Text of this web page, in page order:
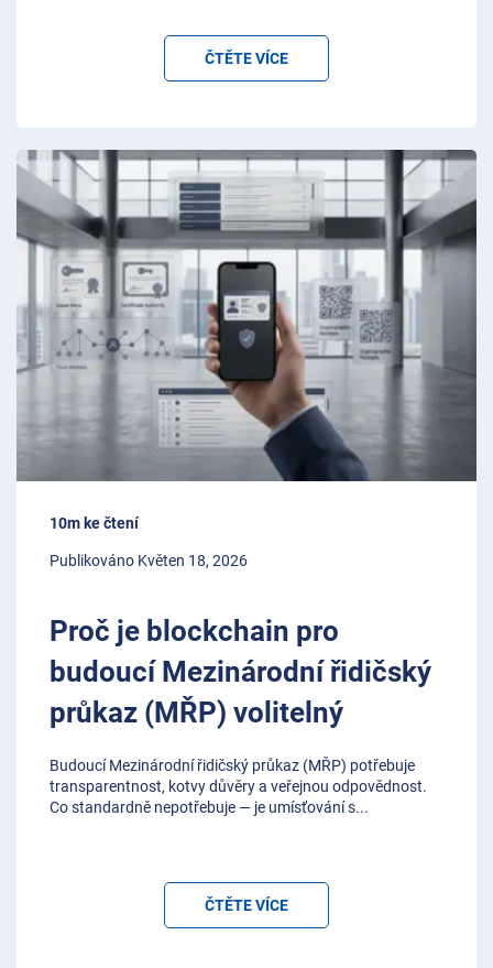
ČTĚTE VÍCE
10m ke čtení
Publikováno Květen 18, 2026
Proč je blockchain pro
budoucí Mezinárodní řidičský
průkaz (MŘP) volitelný
Budoucí Mezinárodní řidičský průkaz (MŘP) potřebuje
transparentnost, kotvy důvěry a veřejnou odpovědnost.
Co standardně nepotřebuje — je umísťování s...
ČTĚTE VÍCE